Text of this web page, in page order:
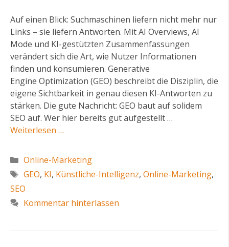
Auf einen Blick: Suchmaschinen liefern nicht mehr nur
Links – sie liefern Antworten. Mit AI Overviews, AI
Mode und KI-gestützten Zusammenfassungen
verändert sich die Art, wie Nutzer Informationen
finden und konsumieren. Generative
Engine Optimization (GEO) beschreibt die Disziplin, die
eigene Sichtbarkeit in genau diesen KI-Antworten zu
stärken. Die gute Nachricht: GEO baut auf solidem
SEO auf. Wer hier bereits gut aufgestellt …
Weiterlesen …
Kategorien
Online-Marketing
Schlagwörter
GEO, KI, Künstliche-Intelligenz, Online-Marketing,
SEO
Kommentar hinterlassen